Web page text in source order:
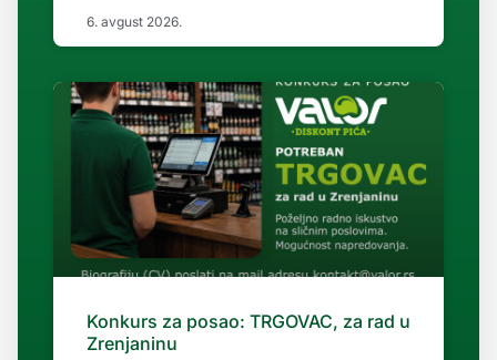
6. avgust 2026.
Konkurs za posao: TRGOVAC, za rad u
Zrenjaninu